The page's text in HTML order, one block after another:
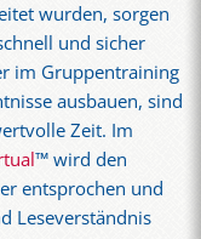
wurden, sorgen
und sicher
im Gruppentraining
ausbauen, sind
Zeit. Im
™ wird den
entsprochen und
Leseverständnis